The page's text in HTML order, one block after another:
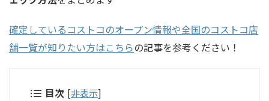
確定しているコストコのオープン情報や全国のコストコ店
舗一覧が知りたい方はこちらの記事を参考ください！
目次 [非表示]